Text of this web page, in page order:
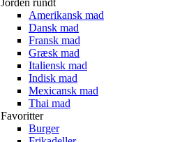
Jorden rundt
Amerikansk mad
Dansk mad
Fransk mad
Græsk mad
Italiensk mad
Indisk mad
Mexicansk mad
Thai mad
Favoritter
Burger